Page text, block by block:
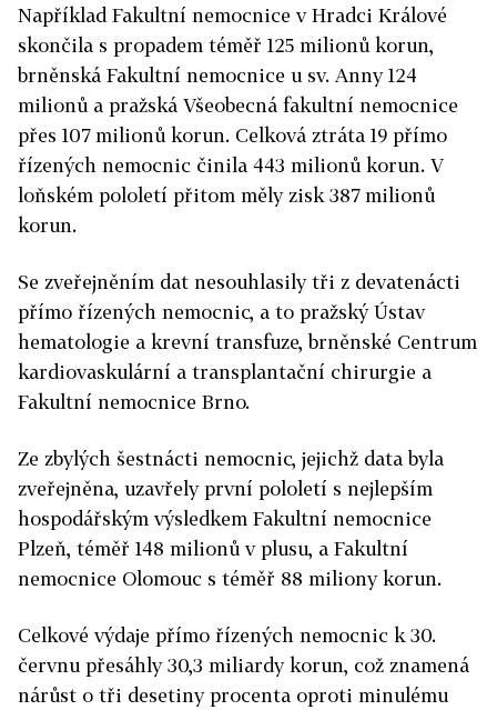
Například Fakultní nemocnice v Hradci Králové
skončila s propadem téměř 125 milionů korun,
brněnská Fakultní nemocnice u sv. Anny 124
milionů a pražská Všeobecná fakultní nemocnice
přes 107 milionů korun. Celková ztráta 19 přímo
řízených nemocnic činila 443 milionů korun. V
loňském pololetí přitom měly zisk 387 milionů
korun.
Se zveřejněním dat nesouhlasily tři z devatenácti
přímo řízených nemocnic, a to pražský Ústav
hematologie a krevní transfuze, brněnské Centrum
kardiovaskulární a transplantační chirurgie a
Fakultní nemocnice Brno.
Ze zbylých šestnácti nemocnic, jejichž data byla
zveřejněna, uzavřely první pololetí s nejlepším
hospodářským výsledkem Fakultní nemocnice
Plzeň, téměř 148 milionů v plusu, a Fakultní
nemocnice Olomouc s téměř 88 miliony korun.
Celkové výdaje přímo řízených nemocnic k 30.
červnu přesáhly 30,3 miliardy korun, což znamená
nárůst o tři desetiny procenta oproti minulému